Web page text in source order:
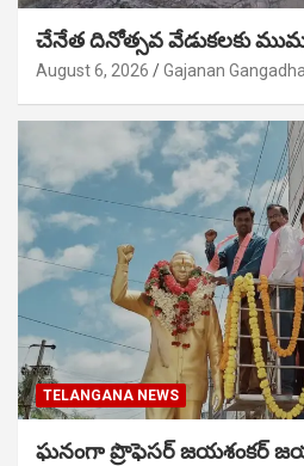
చేనేత దినోత్సవ వేడుకలకు
August 6, 2026 Gajanan
TELANGANA NEWS
ఘనంగా ప్రొఫెసర్ జయశంకర్